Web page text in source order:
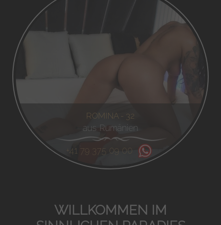
ROMINA - 32
aus Rumänien
+41 79 375 09 00
WILLKOMMEN IM